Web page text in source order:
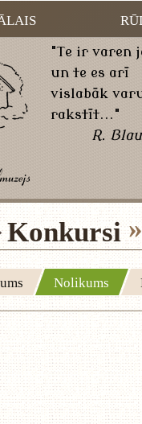
"Te ir varen
un te es arī
vislabāk
rakstīt..."
R.
Konkursi
Nolikums